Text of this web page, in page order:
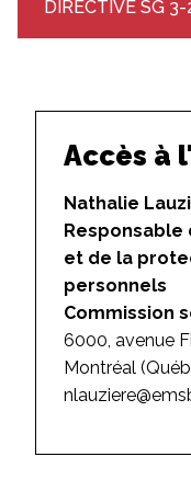
DIRECTIVE SG 3-
Accès à
Nathalie
et de la
personnels
Commission
6000, avenue
Montréal